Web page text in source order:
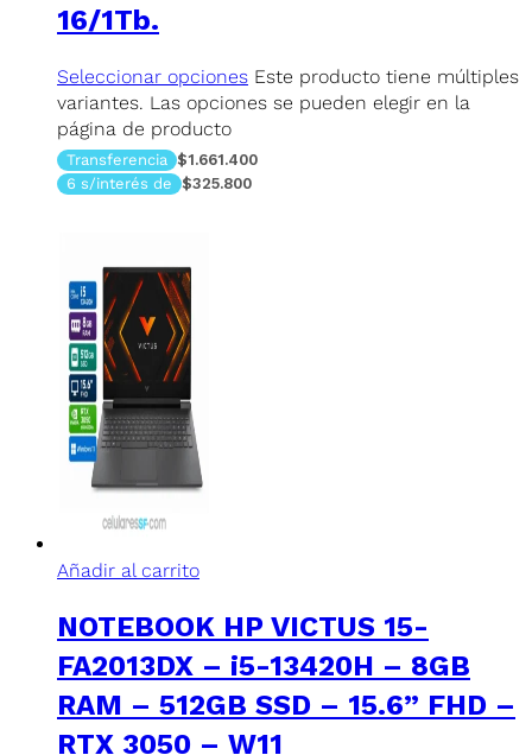
16/1Tb.
Seleccionar opciones Este producto tiene múltiples
variantes. Las opciones se pueden elegir en la
página de producto
Transferencia $1.661.400
6 s/interés de $325.800
Añadir al carrito
NOTEBOOK HP VICTUS 15-
FA2013DX – i5-13420H – 8GB
RAM – 512GB SSD – 15.6” FHD –
RTX 3050 – W11